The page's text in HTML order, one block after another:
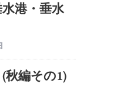
港・垂水
編その1)